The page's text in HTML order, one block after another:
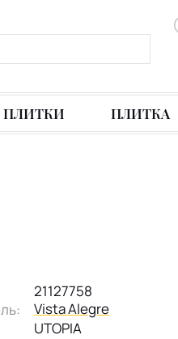
ПЛИТКА
21127758
Vista Alegre
UTOPIA